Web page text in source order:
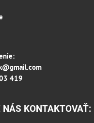
419
KONTAKTOVAŤ: